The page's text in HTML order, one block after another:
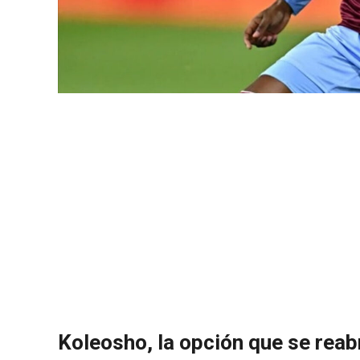
Koleosho, la opción que se